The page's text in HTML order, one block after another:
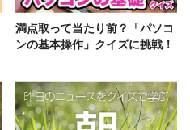
満点取って当たり前？「パソコ
ンの基本操作」クイズに挑戦！